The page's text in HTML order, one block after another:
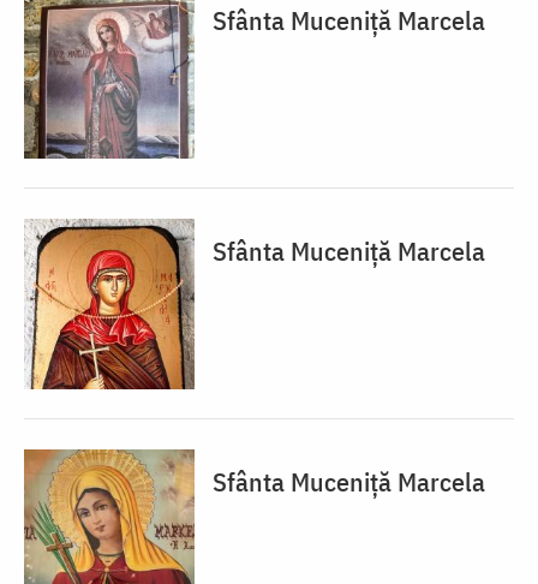
Sfânta Muceniță Marcela
Sfânta Muceniță Marcela
Sfânta Muceniță Marcela